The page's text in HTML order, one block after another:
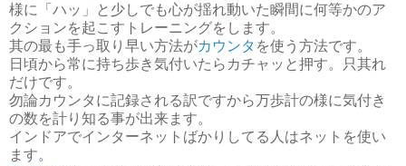
様に「ハッ」と少しでも心が揺れ動いた瞬間に何等かのア
クションを起こすトレーニングをします。
其の最も手っ取り早い方法がカウンタ を使う方法です。
日頃から常に持ち歩き気付いたらカチャッと押す。只其れ
だけです。
勿論カウンタに記録される訳ですから万歩計の様に気付き
の数を計り知る事が出来ます。
インドアでインターネットばかりしてる人はネットを使い
ます。